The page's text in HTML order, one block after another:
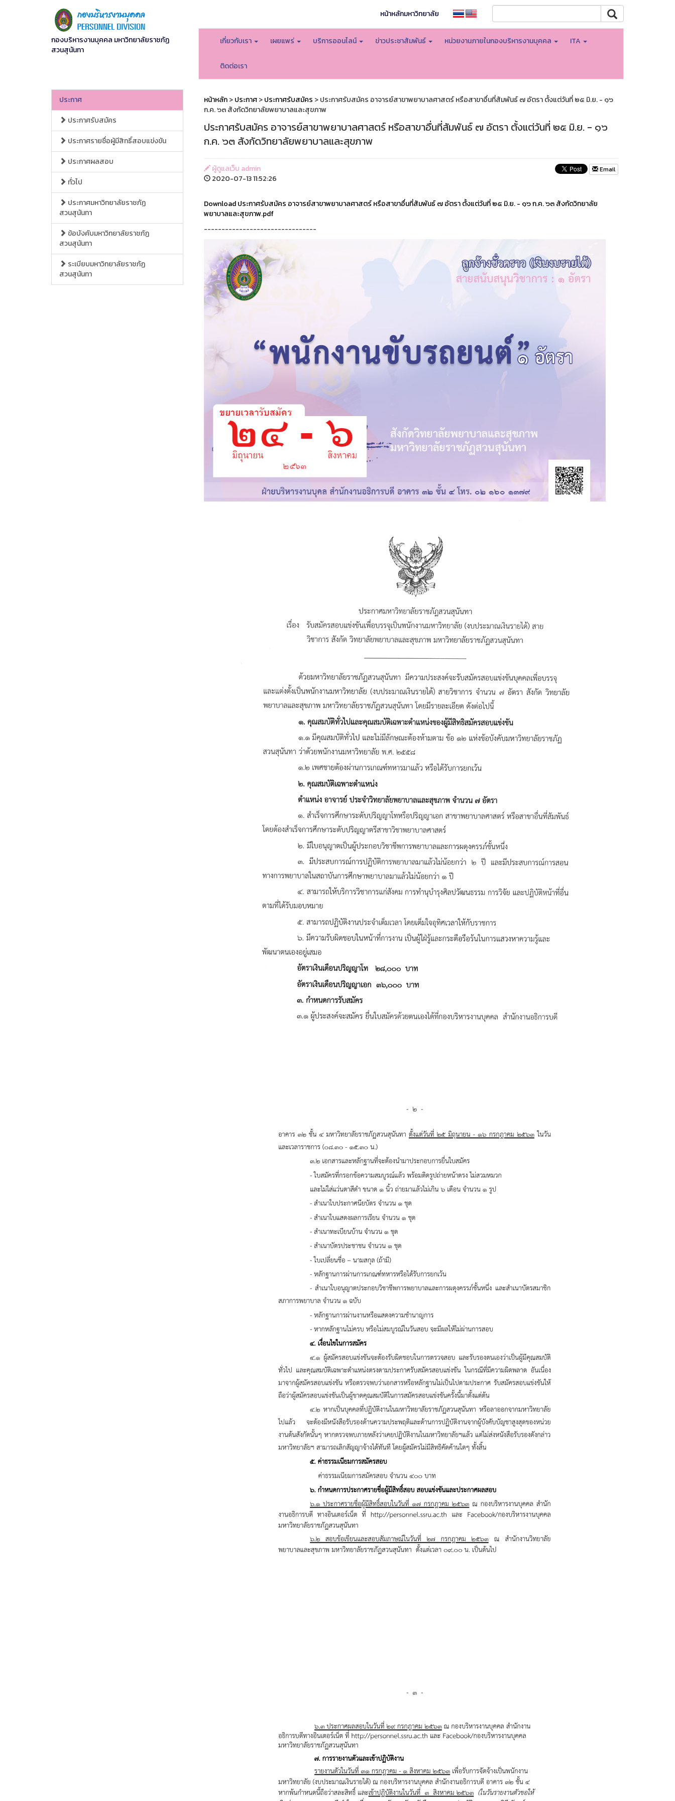
กองบริหารงานบุคคล มหาวิทยาลัยราชภัฏ
สวนสุนันทา
หน้าหลักมหาวิทยาลัย
เกี่ยวกับเรา เผยแพร่ บริการออนไลน์ ข่าวประชาสัมพันธ์ หน่วยงานภายในกองบริหารงานบุคคล ITA
ติดต่อเรา
ประกาศ
ประกาศรับสมัคร
ประกาศรายชื่อผู้มีสิทธิ์สอบแข่งขัน
ประกาศผลสอบ
ทั่วไป
ประกาศมหาวิทยาลัยราชภัฏ
สวนสุนันทา
ข้อบังคับมหาวิทยาลัยราชภัฏ
สวนสุนันทา
ระเบียบมหาวิทยาลัยราชภัฏ
สวนสุนันทา
หน้าหลัก>ประกาศ>ประกาศรับสมัคร > ประกาศรับสมัคร อาจารย์สาขาพยาบาลศาสตร์ หรือสาขาอื่นที่สัมพันธ์ ๗ อัตรา ตั้งแต่วันที่ ๒๕ มิ.ย. - ๑๖
ก.ค. ๖๓ สังกัดวิทยาลัยพยาบาลและสุขภาพ
ประกาศรับสมัคร อาจารย์สาขาพยาบาลศาสตร์ หรือสาขาอื่นที่สัมพันธ์ ๗ อัตรา ตั้งแต่วันที่ ๒๕ มิ.ย. - ๑๖
ก.ค. ๖๓ สังกัดวิทยาลัยพยาบาลและสุขภาพ
ผู้ดูแลเว็บ admin
2020-07-13 11:52:26
Email
Download ประกาศรับสมัคร อาจารย์สาขาพยาบาลศาสตร์ หรือสาขาอื่นที่สัมพันธ์ ๗ อัตรา ตั้งแต่วันที่ ๒๕ มิ.ย. - ๑๖ ก.ค. ๖๓ สังกัดวิทยาลัย
พยาบาลและสุขภาพ.pdf
--------------------------------